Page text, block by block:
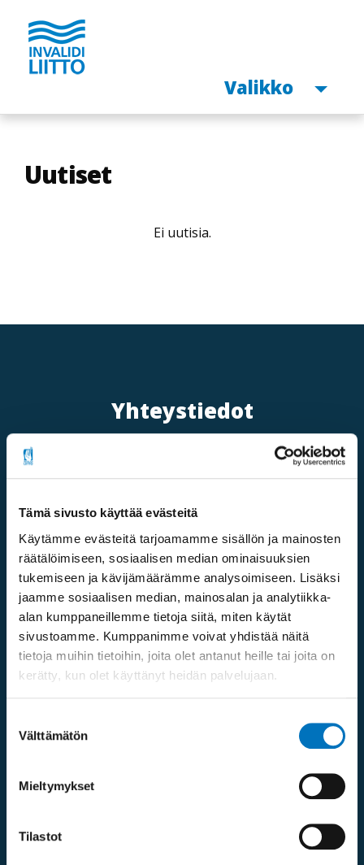
Tämä sivusto käyttää evästeitä
Käytämme evästeitä tarjoamamme sisällön ja mainosten
räätälöimiseen, sosiaalisen median ominaisuuksien
tukemiseen ja kävijämäärämme analysoimiseen. Lisäksi
jaamme sosiaalisen median, mainosalan ja analytiikka-
alan kumppaneillemme tietoja siitä, miten käytät
sivustoamme. Kumppanimme voivat yhdistää näitä
tietoja muihin tietoihin, joita olet antanut heille tai joita on
kerätty, kun olet käyttänyt heidän palvelujaan.
valinta
Välttämätön
Mieltymykset
Tilastot
Hyppää
Avaa
Valikko
Uutiset
Ei uutisia.
Yhteystiedot
Mannerheimintie 107,
00280 Helsinki
Saapumisohjeet
Puhelinvaihde:
09 613 191